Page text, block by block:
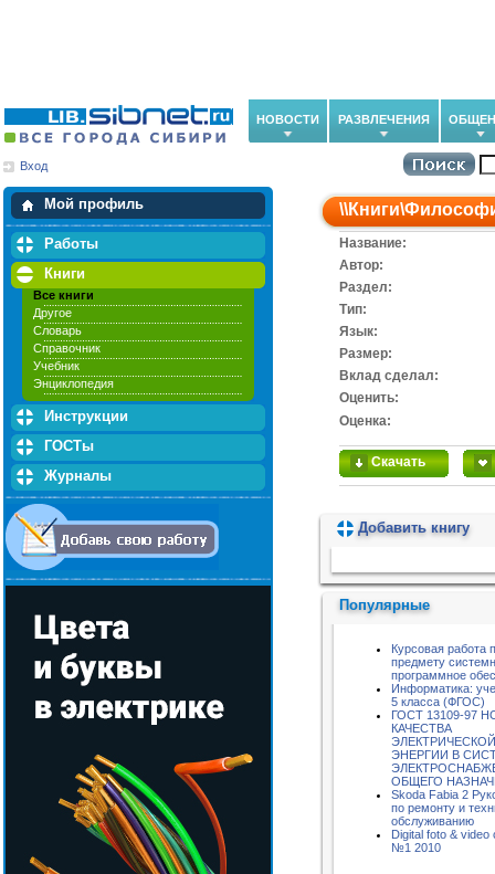
НОВОСТИ РАЗВЛЕЧЕНИЯ
Вход
Мой профиль
Мои закладки
Работы
Книги
Все книги
Другое
Словарь
Справочник
Учебник
Энциклопедия
Инструкции
ГОСТы
Журналы
\\Книги\
Название:
Автор:
Раздел:
Тип:
Язык:
Размер:
Вклад сделал:
Оценить:
Оценка:
Скачать
Добавить книгу
Популярные
Курсовая работа
предмету
программное
Информатика:
5 класса (ФГОС)
ГОСТ 13109-97
КАЧЕСТВА
ЭЛЕКТРИЧЕСКОЙ
ЭНЕРГИИ В
ОБЩЕГО
Skoda Fabia 2
по ремонту и
обслуживанию
Digital foto & video
№1 2010